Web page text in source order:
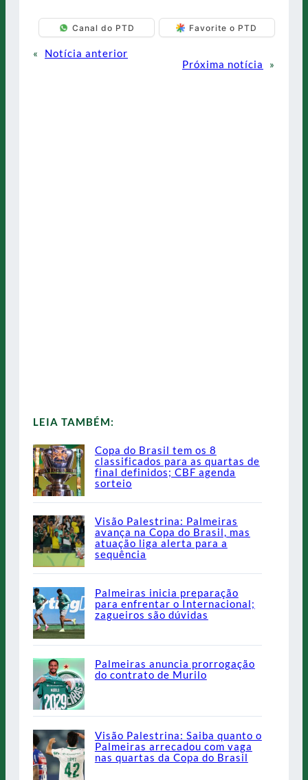
Canal do PTD Favorite o PTD
«
Notícia anterior
Próxima notícia
»
LEIA TAMBÉM:
Copa do Brasil tem os 8
classificados para as quartas de
final definidos; CBF agenda
sorteio
Visão Palestrina: Palmeiras
avança na Copa do Brasil, mas
atuação liga alerta para a
sequência
Palmeiras inicia preparação
para enfrentar o Internacional;
zagueiros são dúvidas
Palmeiras anuncia prorrogação
do contrato de Murilo
Visão Palestrina: Saiba quanto o
Palmeiras arrecadou com vaga
nas quartas da Copa do Brasil